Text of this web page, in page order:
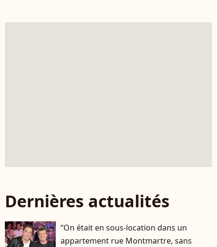
Dernières actualités
“On était en sous-location dans un
appartement rue Montmartre, sans